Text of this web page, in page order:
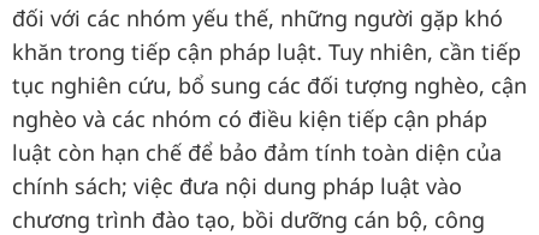
đối với các nhóm yếu thế, những người gặp khó
khăn trong tiếp cận pháp luật. Tuy nhiên, cần tiếp
tục nghiên cứu, bổ sung các đối tượng nghèo, cận
nghèo và các nhóm có điều kiện tiếp cận pháp
luật còn hạn chế để bảo đảm tính toàn diện của
chính sách; việc đưa nội dung pháp luật vào
chương trình đào tạo, bồi dưỡng cán bộ, công